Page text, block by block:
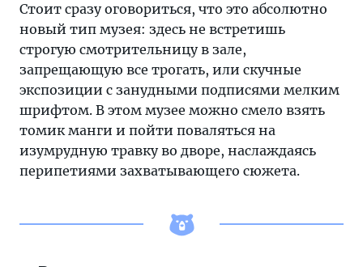
Стоит сразу оговориться, что это абсолютно
новый тип музея: здесь не встретишь
строгую смотрительницу в зале,
запрещающую все трогать, или скучные
экспозиции с занудными подписями мелким
шрифтом. В этом музее можно смело взять
томик манги и пойти поваляться на
изумрудную травку во дворе, наслаждаясь
перипетиями захватывающего сюжета.